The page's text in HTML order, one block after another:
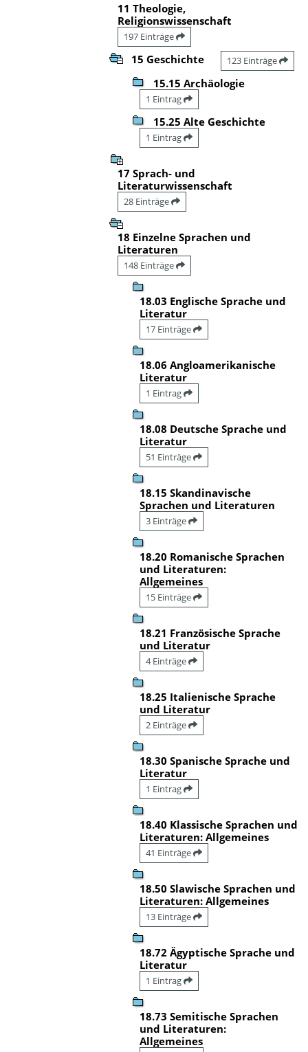
11 Theologie,
Religionswissenschaft
197 Einträge
15 Geschichte 123 Einträge
15.15 Archäologie
1 Eintrag
15.25 Alte Geschichte
1 Eintrag
17 Sprach- und
Literaturwissenschaft
28 Einträge
18 Einzelne Sprachen und
Literaturen
148 Einträge
18.03 Englische Sprache und
Literatur
17 Einträge
18.06 Angloamerikanische
Literatur
1 Eintrag
18.08 Deutsche Sprache und
Literatur
51 Einträge
18.15 Skandinavische
Sprachen und Literaturen
3 Einträge
18.20 Romanische Sprachen
und Literaturen:
Allgemeines
15 Einträge
18.21 Französische Sprache
und Literatur
4 Einträge
18.25 Italienische Sprache
und Literatur
2 Einträge
18.30 Spanische Sprache und
Literatur
1 Eintrag
18.40 Klassische Sprachen und
Literaturen: Allgemeines
41 Einträge
18.50 Slawische Sprachen und
Literaturen: Allgemeines
13 Einträge
18.72 Ägyptische Sprache und
Literatur
1 Eintrag
18.73 Semitische Sprachen
und Literaturen:
Allgemeines